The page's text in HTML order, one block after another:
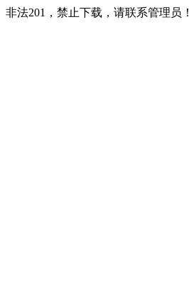
非法201，禁止下载，请联系管理员！